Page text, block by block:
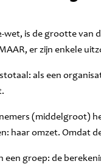
wet, is de grootte
er zijn enkele
als een
(middelgroot)
haar omzet. Omdat
een groep: de